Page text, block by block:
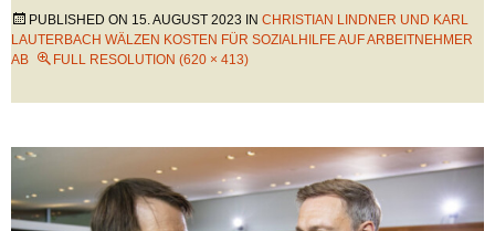
PUBLISHED ON 15. AUGUST 2023 IN CHRISTIAN LINDNER UND KARL
LAUTERBACH WÄLZEN KOSTEN FÜR SOZIALHILFE AUF ARBEITNEHMER
AB
FULL RESOLUTION (620 × 413)